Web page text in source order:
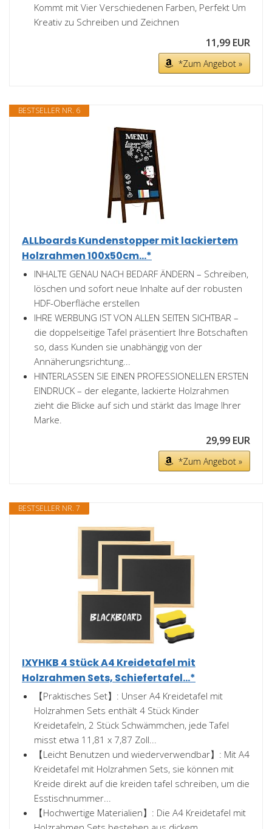
Kommt mit Vier Verschiedenen Farben, Perfekt Um
Kreativ zu Schreiben und Zeichnen
11,99 EUR
*Zum Angebot »
BESTSELLER NR. 6
ALLboards Kundenstopper mit lackiertem
Holzrahmen 100x50cm...*
INHALTE GENAU NACH BEDARF ÄNDERN – Schreiben,
löschen und sofort neue Inhalte auf der robusten
HDF-Oberfläche erstellen
IHRE WERBUNG IST VON ALLEN SEITEN SICHTBAR –
die doppelseitige Tafel präsentiert Ihre Botschaften
so, dass Kunden sie unabhängig von der
Annäherungsrichtung...
HINTERLASSEN SIE EINEN PROFESSIONELLEN ERSTEN
EINDRUCK – der elegante, lackierte Holzrahmen
zieht die Blicke auf sich und stärkt das Image Ihrer
Marke.
29,99 EUR
*Zum Angebot »
BESTSELLER NR. 7
IXYHKB 4 Stück A4 Kreidetafel mit
Holzrahmen Sets, Schiefertafel...*
【Praktisches Set】: Unser A4 Kreidetafel mit
Holzrahmen Sets enthält 4 Stück Kinder
Kreidetafeln, 2 Stück Schwämmchen, jede Tafel
misst etwa 11,81 x 7,87 Zoll...
【Leicht Benutzen und wiederverwendbar】: Mit A4
Kreidetafel mit Holzrahmen Sets, sie können mit
Kreide direkt auf die kreiden tafel schreiben, um die
Esstischnummer...
【Hochwertige Materialien】: Die A4 Kreidetafel mit